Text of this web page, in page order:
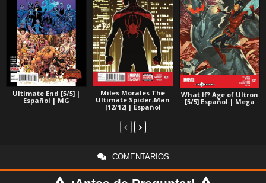
Ultimate End [5/5] |
Español | MG
Miles Morales The
Ultimate Spider-Man
[12/12] | Español
What If? Age of Ultron
[5/5] Español | Mega
COMENTARIOS